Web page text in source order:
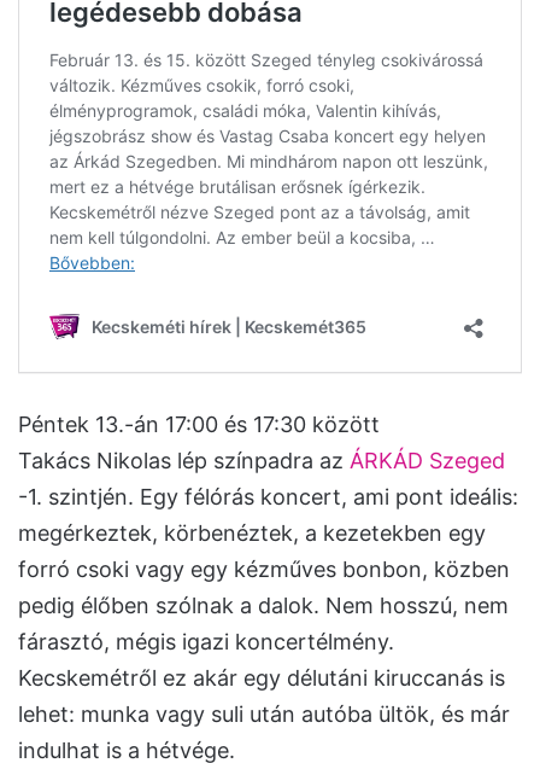
Péntek 13.-án 17:00 és 17:30 között
Takács Nikolas lép színpadra az ÁRKÁD Szeged
-1. szintjén. Egy félórás koncert, ami pont ideális:
megérkeztek, körbenéztek, a kezetekben egy
forró csoki vagy egy kézműves bonbon, közben
pedig élőben szólnak a dalok. Nem hosszú, nem
fárasztó, mégis igazi koncertélmény.
Kecskemétről ez akár egy délutáni kiruccanás is
lehet: munka vagy suli után autóba ültök, és már
indulhat is a hétvége.